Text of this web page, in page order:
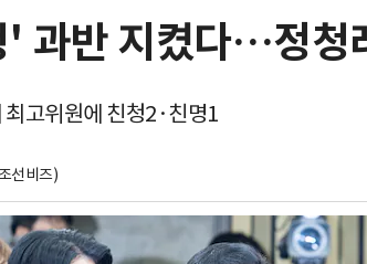
과반 지켰다…정청
최고위원에 친청2·친명1
선비즈)